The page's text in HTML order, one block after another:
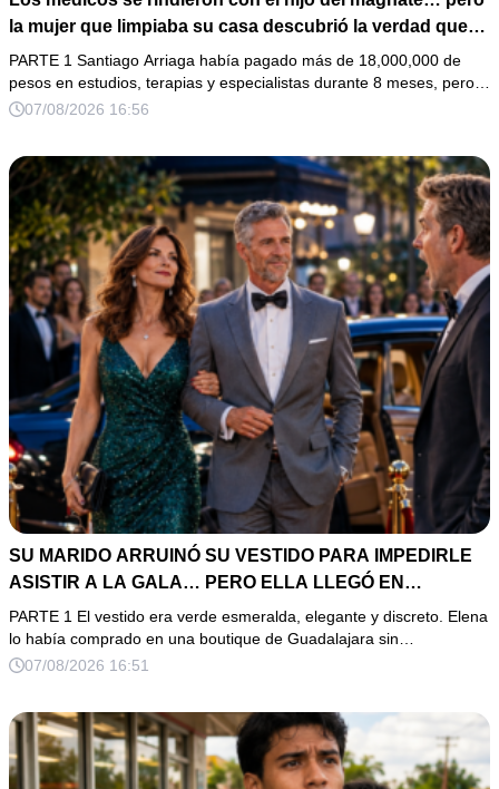
la mujer que limpiaba su casa descubrió la verdad que
nadie quiso escuchar.
PARTE 1 Santiago Arriaga había pagado más de 18,000,000 de
pesos en estudios, terapias y especialistas durante 8 meses, pero…
07/08/2026 16:56
SU MARIDO ARRUINÓ SU VESTIDO PARA IMPEDIRLE
ASISTIR A LA GALA… PERO ELLA LLEGÓ EN
LIMUSINA COMO INVITADA DE HONOR DEL DUEÑO DE
LA EMPRESA
PARTE 1 El vestido era verde esmeralda, elegante y discreto. Elena
lo había comprado en una boutique de Guadalajara sin…
07/08/2026 16:51